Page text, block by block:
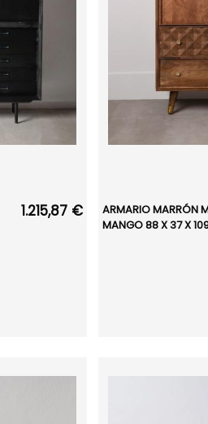
1.215,87 €
ARMARIO MARRÓN
MANGO 88 X 37 X